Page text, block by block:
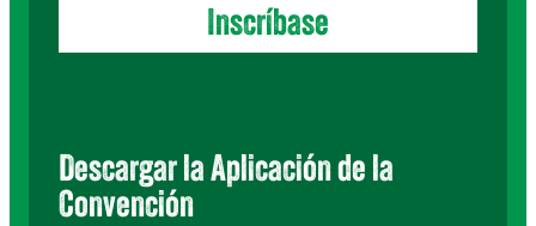
Inscríbase
Descargar la Aplicación de la
Convención